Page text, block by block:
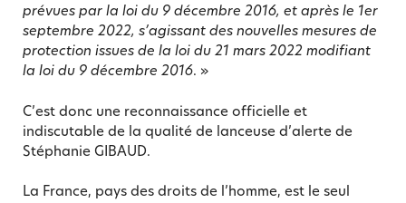
prévues par la loi du 9 décembre 2016, et après le 1er
septembre 2022, s’agissant des nouvelles mesures de
protection issues de la loi du 21 mars 2022 modifiant
la loi du 9 décembre 2016. »
C’est donc une reconnaissance officielle et
indiscutable de la qualité de lanceuse d’alerte de
Stéphanie GIBAUD.
La France, pays des droits de l’homme, est le seul